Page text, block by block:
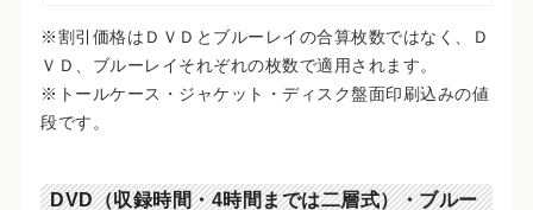
※割引価格はＤＶＤとブルーレイの合算枚数ではなく、Ｄ
ＶＤ、ブルーレイそれぞれの枚数で適用されます。
※トールケース・ジャケット・ディスク盤面印刷込みの値
段です。
DVD（収録時間・4時間までは二層式）・ブルー